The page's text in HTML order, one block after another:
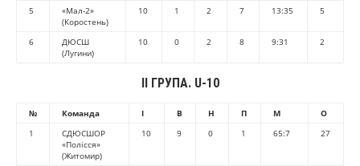
5
«Мал-2»
(Коростень)
10 1 2 7 13:35 5
6
ДЮСШ
(Лугини)
10 0 2 8 9:31 2
II ГРУПА. U-10
№ Команда І В Н П М
О
1
СДЮСШОР
«Полісся»
(Житомир)
10 9 0 1 65:7 27